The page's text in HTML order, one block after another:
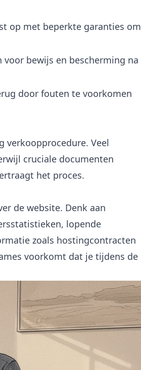
op met beperkte garanties om
bewijs en bescherming na
door fouten te voorkomen
verkoopprocedure. Veel
cruciale documenten
het proces.
de website. Denk aan
lopende
zoals hostingcontracten
voorkomt dat je tijdens de